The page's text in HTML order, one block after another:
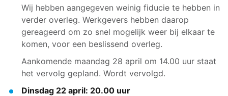
Wij hebben aangegeven weinig fiducie te hebben in
verder overleg. Werkgevers hebben daarop
gereageerd om zo snel mogelijk weer bij elkaar te
komen, voor een beslissend overleg.
Aankomende maandag 28 april om 14.00 uur staat
het vervolg gepland. Wordt vervolgd.
Dinsdag 22 april: 20.00 uur